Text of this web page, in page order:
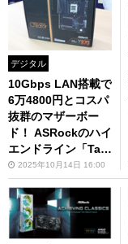
デジタル
10Gbps LAN搭載で
6万4800円とコスパ
抜群のマザーボー
ド！ ASRockのハイ
エンドライン「Taic
hi」から新登場：ド
スパラ大阪・なんば
店
2025年10月14日 16:00